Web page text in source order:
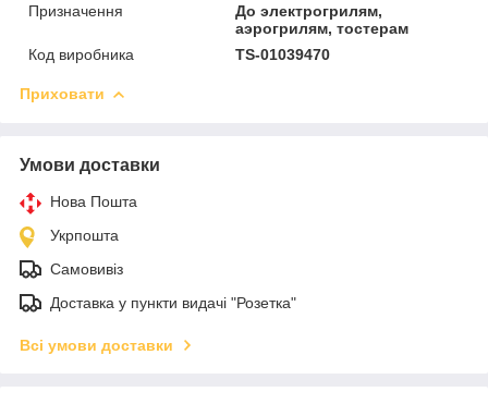
Призначення
До электрогрилям,
аэрогрилям, тостерам
Код виробника
TS-01039470
Приховати
Умови доставки
Нова Пошта
Укрпошта
Самовивіз
Доставка у пункти видачі "Розетка"
Всі умови доставки